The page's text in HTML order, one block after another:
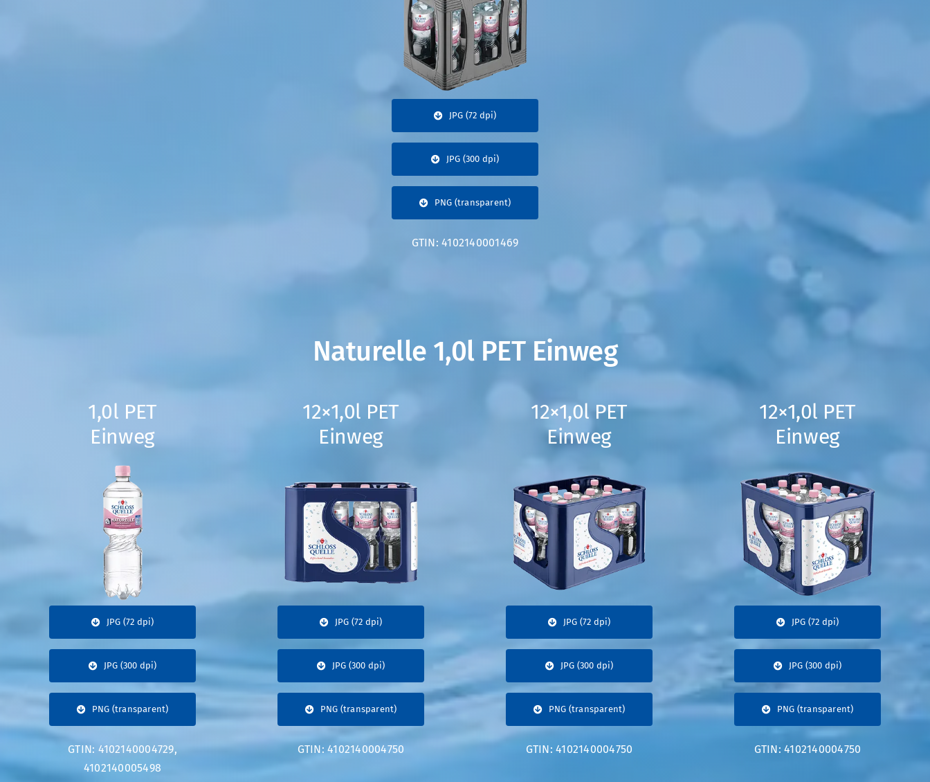
JPG (72 dpi)
JPG (300 dpi)
PNG (transparent)
GTIN: 4102140001469
Naturelle 1,0l PET Einweg
1,0l PET
Einweg
JPG (72 dpi)
JPG (300 dpi)
PNG (transparent)
GTIN: 4102140004729,
4102140005498
12×1,0l PET
Einweg
JPG (72 dpi)
JPG (300 dpi)
PNG (transparent)
GTIN: 4102140004750
12×1,0l PET
Einweg
JPG (72 dpi)
JPG (300 dpi)
PNG (transparent)
GTIN: 4102140004750
12×1,0l PET
Einweg
JPG (72 dpi)
JPG (300 dpi)
PNG (transparent)
GTIN: 4102140004750